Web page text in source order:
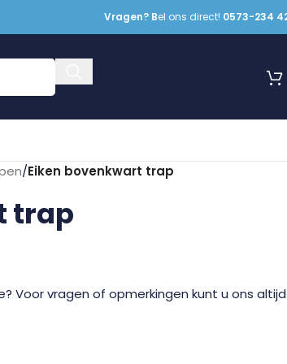
Vragen? Bel ons direct! 0573-234
/Eiken bovenkwart trap
trap
Voor vragen of opmerkingen kunt u ons altijd